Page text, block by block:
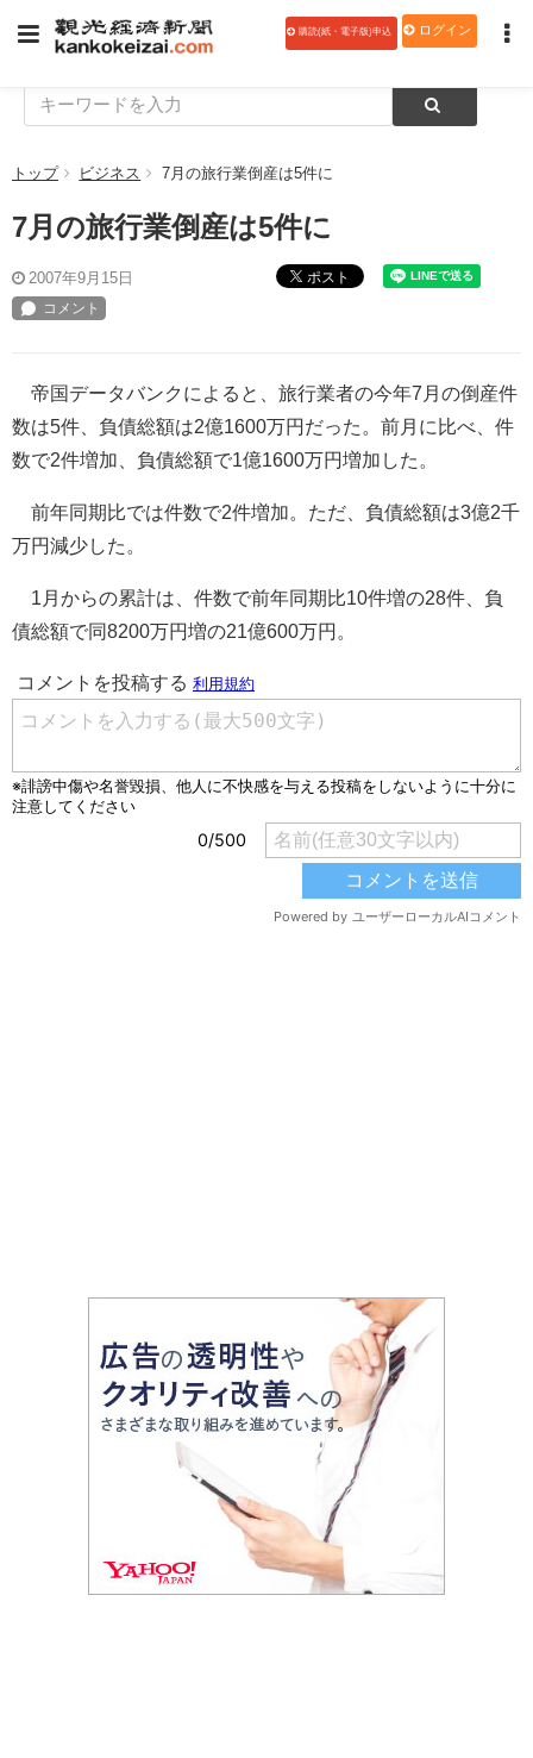
購読(紙・電子版)申込 ログイン
トップ ビジネス 7月の旅行業倒産は5件に
7月の旅行業倒産は5件に
2007年9月15日 ポスト
帝国データバンクによると、旅行業者の今年7月の倒産件
数は5件、負債総額は2億1600万円だった。前月に比べ、件
数で2件増加、負債総額で1億1600万円増加した。
前年同期比では件数で2件増加。ただ、負債総額は3億2千
万円減少した。
1月からの累計は、件数で前年同期比10件増の28件、負
債総額で同8200万円増の21億600万円。